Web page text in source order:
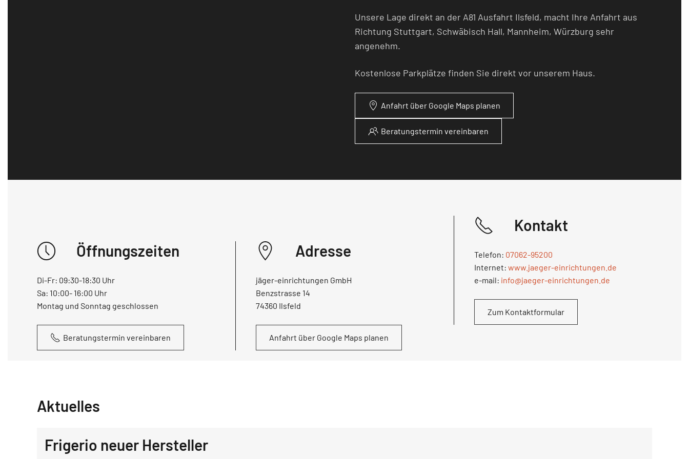
Unsere Lage direkt an der A81 Ausfahrt Ilsfeld, macht Ihre Anfahrt aus
Richtung Stuttgart, Schwäbisch Hall, Mannheim, Würzburg sehr
angenehm.
Kostenlose Parkplätze finden Sie direkt vor unserem Haus.
Anfahrt über Google Maps planen
Beratungstermin vereinbaren
Öffnungszeiten
Di-Fr: 09:30-18:30 Uhr
Sa: 10:00- 16:00 Uhr
Montag und Sonntag geschlossen
Beratungstermin vereinbaren
Adresse
jäger-einrichtungen GmbH
Benzstrasse 14
74360 Ilsfeld
Anfahrt über Google Maps planen
Kontakt
Telefon: 07062-95200
Internet:www.jaeger-einrichtungen.de
e-mail: info@jaeger-einrichtungen.de
Zum Kontaktformular
Aktuelles
Frigerio neuer Hersteller